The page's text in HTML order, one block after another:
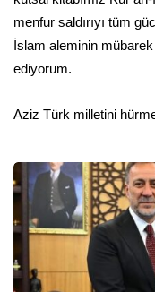
menfur saldırıyı tüm
İslam aleminin
ediyorum.
Aziz Türk milletini